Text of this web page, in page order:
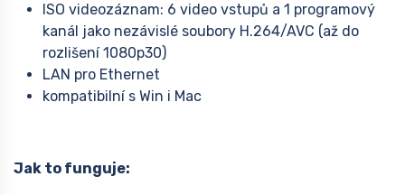
ISO videozáznam: 6 video vstupů a 1 programový
kanál jako nezávislé soubory H.264/AVC (až do
rozlišení 1080p30)
LAN pro Ethernet
kompatibilní s Win i Mac
Jak to funguje: